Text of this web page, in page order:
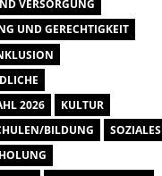
VERSORGUNG
UND GERECHTIGKEIT
2026
KULTUR
BILDUNG
SOZIALES